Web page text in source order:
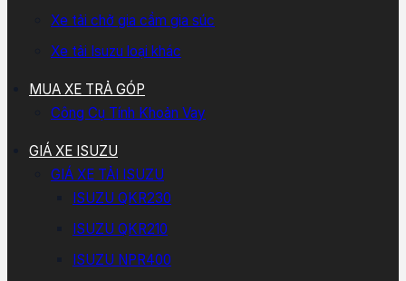
Xe tải chở gia cầm gia súc
Xe tải Isuzu loại khác
MUA XE TRẢ GÓP
Công Cụ Tính Khoản Vay
GIÁ XE ISUZU
GIÁ XE TẢI ISUZU
ISUZU QKR230
ISUZU QKR210
ISUZU NPR400